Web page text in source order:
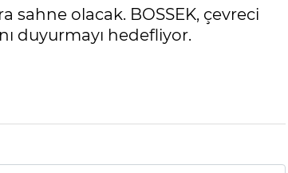
sahne olacak. BOSSEK, çevreci
duyurmayı hedefliyor.